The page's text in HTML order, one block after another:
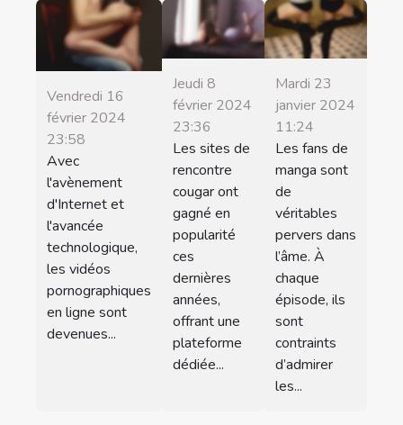
Vendredi 16
février 2024
23:58
Avec
l'avènement
d'Internet et
l'avancée
technologique,
les vidéos
pornographiques
en ligne sont
devenues...
Jeudi 8
février 2024
23:36
Les sites de
rencontre
cougar ont
gagné en
popularité
ces
dernières
années,
offrant une
plateforme
dédiée...
Mardi 23
janvier 2024
11:24
Les fans de
manga sont
de
véritables
pervers dans
l’âme. À
chaque
épisode, ils
sont
contraints
d’admirer
les...